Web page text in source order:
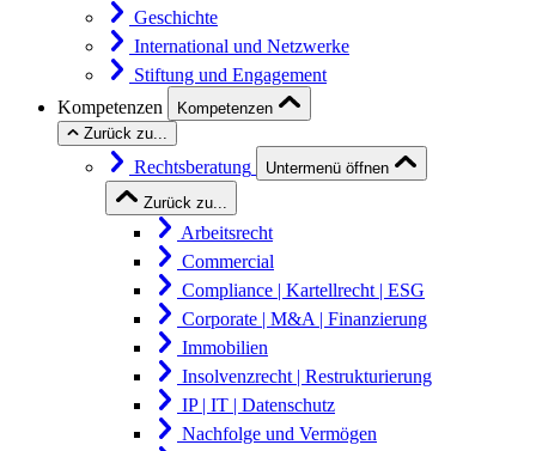
Geschichte
International und Netzwerke
Stiftung und Engagement
Kompetenzen
Kompetenzen
Zurück zu...
Rechtsberatung
Untermenü öffnen
Zurück zu...
Arbeitsrecht
Commercial
Compliance | Kartellrecht | ESG
Corporate | M&A | Finanzierung
Immobilien
Insolvenzrecht | Restrukturierung
IP | IT | Datenschutz
Nachfolge und Vermögen